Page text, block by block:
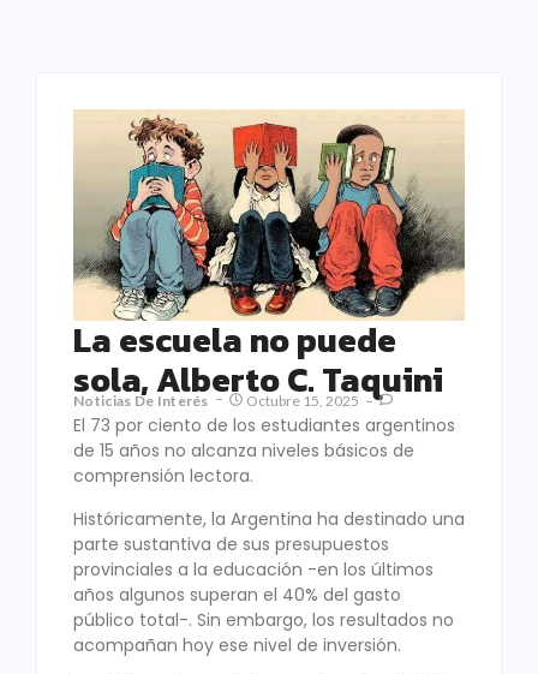
La escuela no puede
sola, Alberto C. Taquini
Noticias De Interés Octubre 15, 2025
El 73 por ciento de los estudiantes argentinos
de 15 años no alcanza niveles básicos de
comprensión lectora.
Históricamente, la Argentina ha destinado una
parte sustantiva de sus presupuestos
provinciales a la educación -en los últimos
años algunos superan el 40% del gasto
público total-. Sin embargo, los resultados no
acompañan hoy ese nivel de inversión.